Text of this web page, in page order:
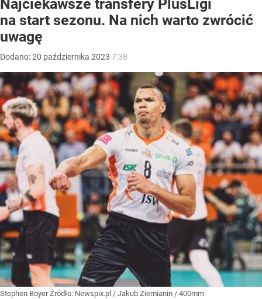
Najciekawsze transfery PlusLigi
na start sezonu. Na nich warto zwrócić
uwagę
Dodano:20 października 2023 7:38
Stephen BoyerŹródło: Newspix.pl / Jakub Ziemianin / 400mm